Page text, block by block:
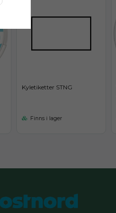
Kyletiketter STNG
Finns i lager